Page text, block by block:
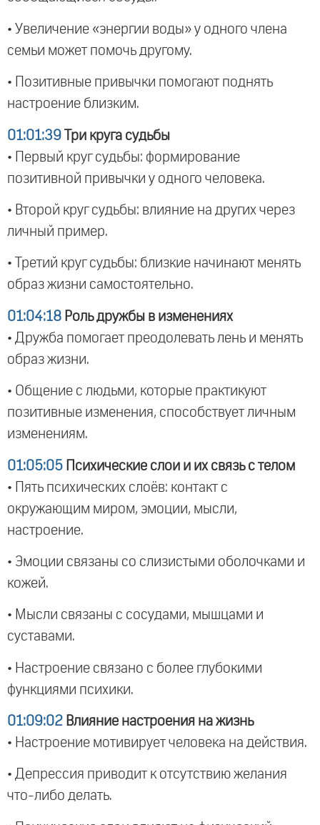
• Увеличение «энергии воды» у одного члена
семьи может помочь другому.
• Позитивные привычки помогают поднять
настроение близким.
01:01:39 Три круга судьбы
• Первый круг судьбы: формирование
позитивной привычки у одного человека.
• Второй круг судьбы: влияние на других через
личный пример.
• Третий круг судьбы: близкие начинают менять
образ жизни самостоятельно.
01:04:18 Роль дружбы в изменениях
• Дружба помогает преодолевать лень и менять
образ жизни.
• Общение с людьми, которые практикуют
позитивные изменения, способствует личным
изменениям.
01:05:05 Психические слои и их связь с телом
• Пять психических слоёв: контакт с
окружающим миром, эмоции, мысли,
настроение.
• Эмоции связаны со слизистыми оболочками и
кожей.
• Мысли связаны с сосудами, мышцами и
суставами.
• Настроение связано с более глубокими
функциями психики.
01:09:02 Влияние настроения на жизнь
• Настроение мотивирует человека на действия.
• Депрессия приводит к отсутствию желания
что-либо делать.